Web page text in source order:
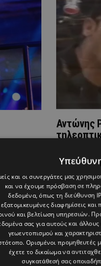
Αντώνης
και οι συνεργάτες μας
και να έχουμε πρόσβαση σε
δεδομένα, όπως τη διεύθυνση
εξατομικευμένες διαφημίσεις
και βελτίωση υπηρεσιών.
σας για αυτούς και
γεωεντοπισμού και
Ορισμένοι προμηθευτές
έχετε το δικαίωμα να
συγκατάθεσή σας